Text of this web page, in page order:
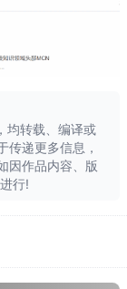
均转载、编译或
传递更多信息，
因作品内容、版
行!